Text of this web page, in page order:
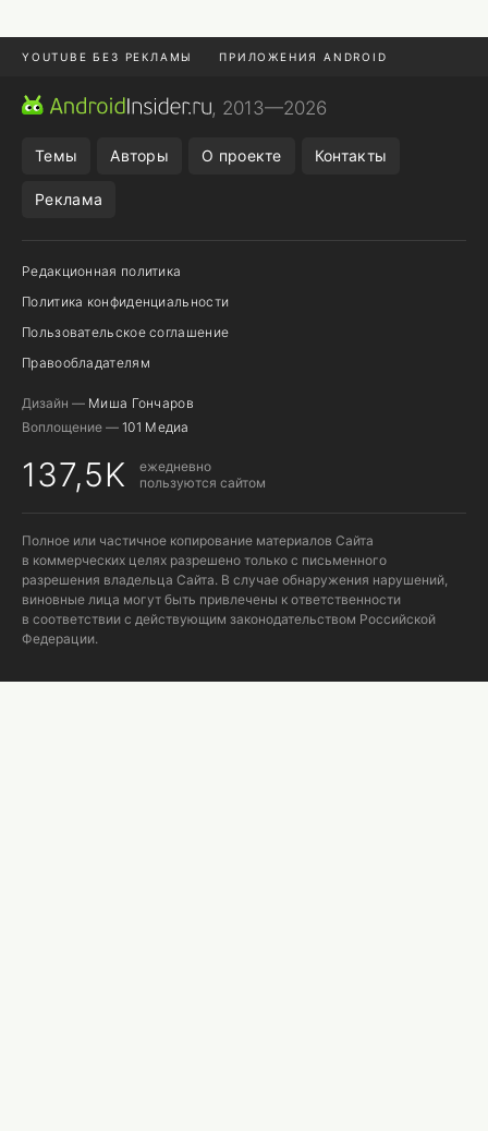
YOUTUBE БЕЗ РЕКЛАМЫ ПРИЛОЖЕНИЯ ANDROID
МЕССЕНДЖЕРЫ ONE UI 8.5
, 2013—2026
Темы Авторы О проекте Контакты
Реклама
Редакционная политика
Политика конфиденциальности
Пользовательское соглашение
Правообладателям
Дизайн — Миша Гончаров
Воплощение — 101 Медиа
137,5K
ежедневно
пользуются сайтом
Полное или частичное копирование материалов Сайта
в коммерческих целях разрешено только с письменного
разрешения владельца Сайта. В случае обнаружения нарушений,
виновные лица могут быть привлечены к ответственности
в соответствии с действующим законодательством Российской
Федерации.